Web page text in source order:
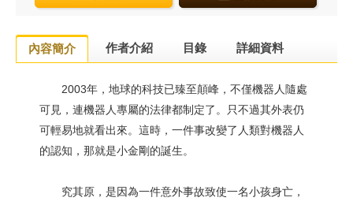
內容簡介 作者介紹 目錄 詳細資料
2003年，地球的科技已臻至顛峰，不僅機器人隨處
可見，連機器人專屬的法律都制定了。只不過其外表仍
可輕易地就看出來。這時，一件事改變了人類對機器人
的認知，那就是小金剛的誕生。
究其原，是因為一件意外事故致使一名小孩身亡，